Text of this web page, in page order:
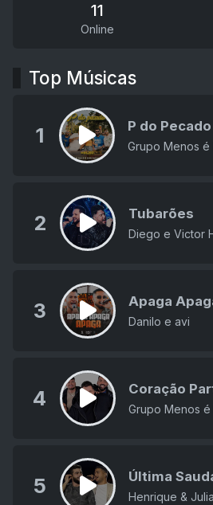
11
Online
Top Músicas
1 P do Pecado
Grupo Menos é
2 Tubarões
Diego e Victor
3 Apaga
Danilo e avi
4 Coração
Grupo Menos é
5 Última
Henrique &